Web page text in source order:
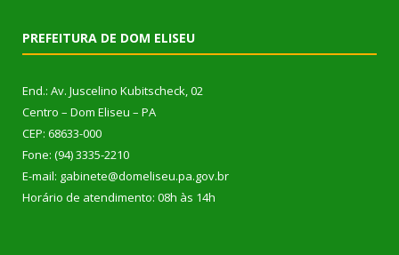
PREFEITURA DE DOM ELISEU
End.: Av. Juscelino Kubitscheck, 02
Centro – Dom Eliseu – PA
CEP: 68633-000
Fone: (94) 3335-2210
E-mail: gabinete@domeliseu.pa.gov.br
Horário de atendimento: 08h às 14h